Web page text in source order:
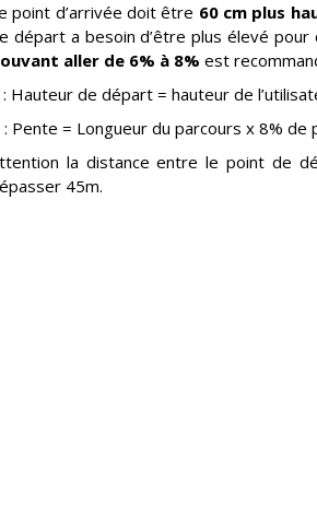
point d’arrivée doit être 60 cm plus
départ a besoin d’être plus élevé pour
aller de 6% à 8% est
: Hauteur de départ = hauteur de
: Pente = Longueur du parcours x 8% de
la distance entre le point de
45m.